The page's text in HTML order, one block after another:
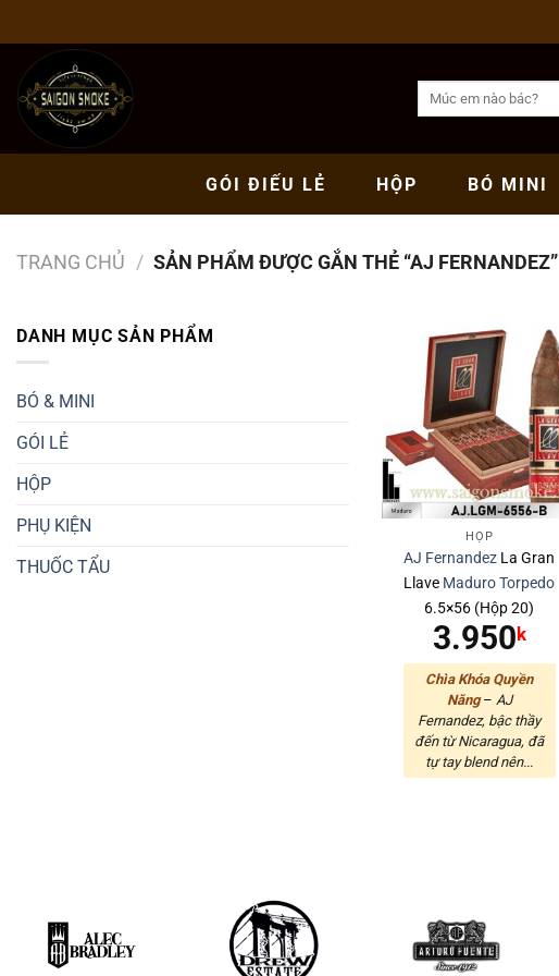
qua
dung
GÓI ĐIẾU LẺ HỘP BÓ MINI
TRANG CHỦ / SẢN PHẨM ĐƯỢC GẮN THẺ “AJ FERNANDEZ”
DANH MỤC SẢN PHẨM
BÓ & MINI
GÓI LẺ
HỘP
PHỤ KIỆN
THUỐC TẨU
HỘP
AJ Fernandez La Gran
Llave MaduroTorpedo
6.5×56 (Hộp 20)
3.950 k
Chìa Khóa Quyền
Năng– AJ
Fernandez, bậc thầy
đến từ Nicaragua, đã
tự tay blend nên...